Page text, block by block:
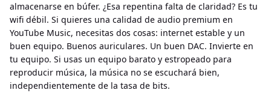
almacenarse en búfer. ¿Esa repentina falta de claridad? Es tu
wifi débil. Si quieres una calidad de audio premium en
YouTube Music, necesitas dos cosas: internet estable y un
buen equipo. Buenos auriculares. Un buen DAC. Invierte en
tu equipo. Si usas un equipo barato y estropeado para
reproducir música, la música no se escuchará bien,
independientemente de la tasa de bits.